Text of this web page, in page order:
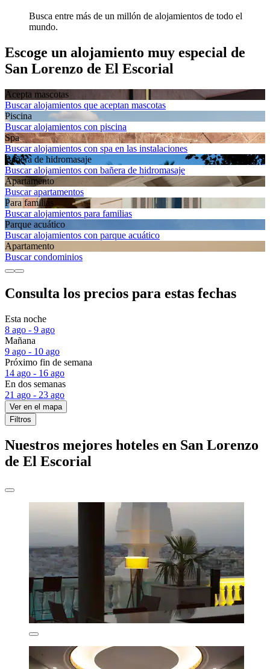
Busca entre más de un millón de alojamientos de todo el
mundo.
Escoge un alojamiento muy especial de
San Lorenzo de El Escorial
Acepta mascotas
Buscar alojamientos que aceptan mascotas
Piscina
Buscar alojamientos con piscina
Spa
Buscar alojamientos con spa en las instalaciones
Bañera de hidromasaje
Buscar alojamientos con bañera de hidromasaje
Apartamento
Buscar apartamentos
Para familias
Buscar alojamientos para familias
Parque acuático
Buscar alojamientos con parque acuático
Apartamento
Buscar condominios
Consulta los precios para estas fechas
Esta noche
8 ago - 9 ago
Mañana
9 ago - 10 ago
Próximo fin de semana
14 ago - 16 ago
En dos semanas
21 ago - 23 ago
Ver en el mapa
Filtros
Nuestros mejores hoteles en San Lorenzo
de El Escorial